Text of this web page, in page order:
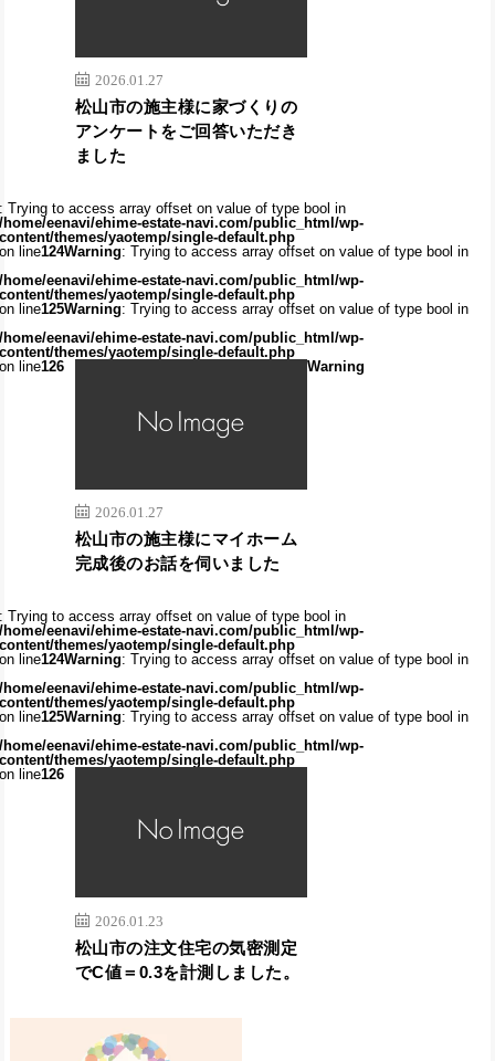
2026.01.27
松山市の施主様に家づくりの
アンケートをご回答いただき
ました
Trying to access array offset on value of type bool in
home/eenavi/ehime-estate-navi.com/public_html/wp-
themes/yaotemp/single-default.php
line124Warning: Trying to access array offset on value of type bool in
home/eenavi/ehime-estate-navi.com/public_html/wp-
themes/yaotemp/single-default.php
line125Warning: Trying to access array offset on value of type bool in
home/eenavi/ehime-estate-navi.com/public_html/wp-
themes/yaotemp/single-default.php
line126
2026.01.27
松山市の施主様にマイホーム
完成後のお話を伺いました
Warning
Trying to access array offset on value of type bool in
home/eenavi/ehime-estate-navi.com/public_html/wp-
themes/yaotemp/single-default.php
line124Warning: Trying to access array offset on value of type bool in
home/eenavi/ehime-estate-navi.com/public_html/wp-
themes/yaotemp/single-default.php
line125Warning: Trying to access array offset on value of type bool in
home/eenavi/ehime-estate-navi.com/public_html/wp-
themes/yaotemp/single-default.php
line126
2026.01.23
松山市の注文住宅の気密測定
でC値＝0.3を計測しました。